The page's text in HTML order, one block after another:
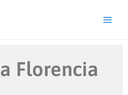
Florencia